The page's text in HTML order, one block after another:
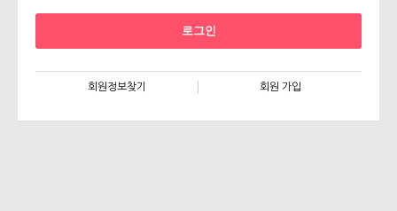
회원정보찾기 회원 가입